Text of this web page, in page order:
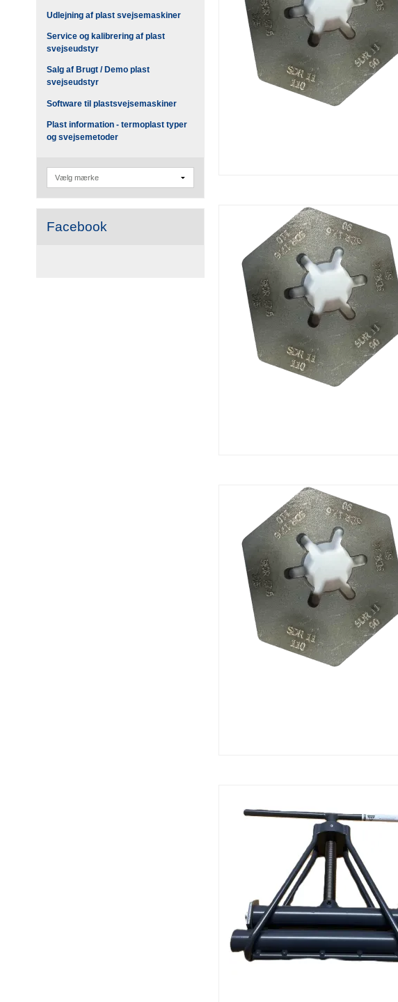
Udlejning af plast svejsemaskiner
Service og kalibrering af plast
svejseudstyr
Salg af Brugt / Demo plast
svejseudstyr
Software til plastsvejsemaskiner
Plast information - termoplast typer
og svejsemetoder
Facebook